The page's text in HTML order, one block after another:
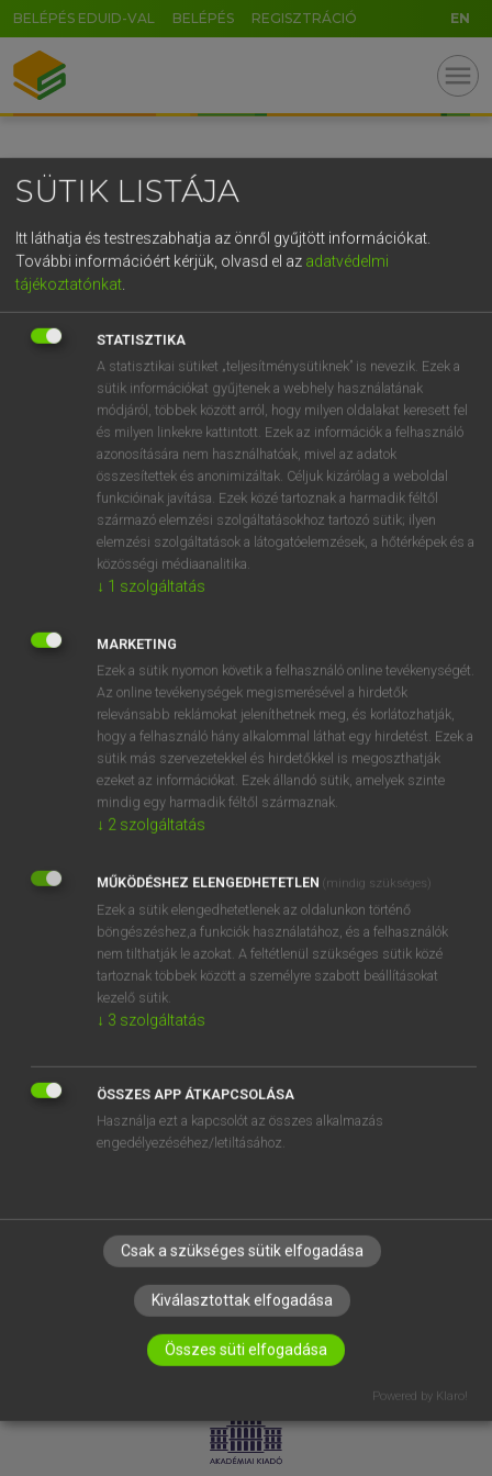
BELÉPÉS EDUID-VAL BELÉPÉS REGISZTRÁCIÓ EN
menu
OOOOPS!
SZOTAR.NET APPLIKÁCIÓ
MICROSOFT OFFICE BŐVÍTMÉNY
BEÉPÜLŐ SZÓTÁRMODUL
ONLINE NYELVVIZSGA
EGYÉNI FELHASZNÁLÓKNAK
TANULÓKNAK
OKTATÁSI INTÉZMÉNYEKNEK
VÁLLALATI MEGOLDÁSOK
RÓLUNK
ELÉRHETŐSÉG
SÜTI BEÁLLÍTÁSOK
LICENCSZERZŐDÉS ADATVÉDELEM
SÜTIK LISTÁJA
Itt láthatja és testreszabhatja az önről gyűjtött információkat.
További információért kérjük, olvasd el az adatvédelmi
tájékoztatónkat
STATISZTIKA
A statisztikai sütiket „teljesítménysütiknek” is nevezik. Ezek a
sütik információkat gyűjtenek a webhely használatának
módjáról, többek között arról, hogy milyen oldalakat keresett fel
és milyen linkekre kattintott. Ezek az információk a felhasználó
azonosítására nem használhatóak, mivel az adatok
összesítettek és anonimizáltak. Céljuk kizárólag a weboldal
funkcióinak javítása. Ezek közé tartoznak a harmadik féltől
származó elemzési szolgáltatásokhoz tartozó sütik; ilyen
elemzési szolgáltatások a látogatóelemzések, a hőtérképek és a
közösségi médiaanalitika.
↓ 1 szolgáltatás
MARKETING
Ezek a sütik nyomon követik a felhasználó online tevékenységét.
Az online tevékenységek megismerésével a hirdetők
relevánsabb reklámokat jeleníthetnek meg, és korlátozhatják,
hogy a felhasználó hány alkalommal láthat egy hirdetést. Ezek a
sütik más szervezetekkel és hirdetőkkel is megoszthatják
ezeket az információkat. Ezek állandó sütik, amelyek szinte
mindig egy harmadik féltől származnak.
↓ 2 szolgáltatás
MŰKÖDÉSHEZ ELENGEDHETETLEN (mindig szükséges)
Ezek a sütik elengedhetetlenek az oldalunkon történő
böngészéshez,a funkciók használatához, és a felhasználók
nem tilthatják le azokat. A feltétlenül szükséges sütik közé
tartoznak többek között a személyre szabott beállításokat
kezelő sütik.
↓ 3 szolgáltatás
ÖSSZES APP ÁTKAPCSOLÁSA
Használja ezt a kapcsolót az összes alkalmazás
engedélyezéséhez/letiltásához.
Csak a szükséges sütik elfogadása
Kiválasztottak elfogadása
Összes süti elfogadása
Powered by Klaro!
GR
5
g h k l
v b n m , . - AltGr